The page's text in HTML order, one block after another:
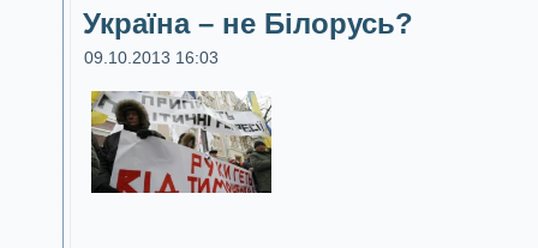
Україна – не Білорусь?
09.10.2013 16:03